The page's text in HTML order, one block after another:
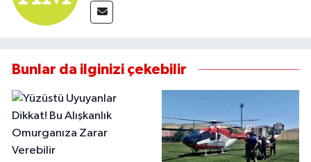
Bunlar da ilginizi çekebilir